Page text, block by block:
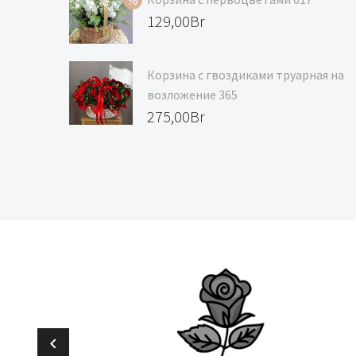
129,00Br.
118,00Br.
Первоначальная
составляла
139,00Br.
129,00Br
цена:
129,00Br.
Корзина с гвоздиками труарная на
возложение 365
275,00Br